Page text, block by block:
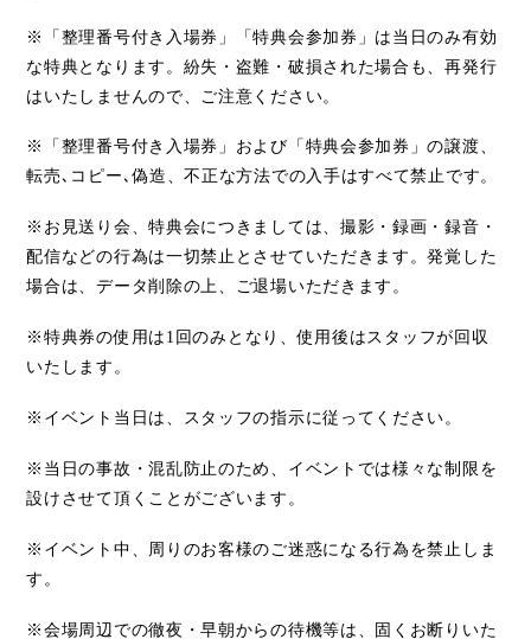
※「整理番号付き入場券」「特典会参加券」は当日のみ有効
な特典となります。紛失・盗難・破損された場合も、再発行
はいたしませんので、ご注意ください。
※「整理番号付き入場券」および「特典会参加券」の譲渡、
転売､コピー､偽造、不正な方法での入手はすべて禁止です。
※お見送り会、特典会につきましては、撮影・録画・録音・
配信などの行為は一切禁止とさせていただきます。発覚した
場合は、データ削除の上、ご退場いただきます。
※特典券の使用は 1 回のみとなり、使用後はスタッフが回収
いたします。
※イベント当日は、スタッフの指示に従ってください。
※当日の事故・混乱防止のため、イベントでは様々な制限を
設けさせて頂くことがございます。
※イベント中、周りのお客様のご迷惑になる行為を禁止しま
す。
※会場周辺での徹夜・早朝からの待機等は、固くお断りいた